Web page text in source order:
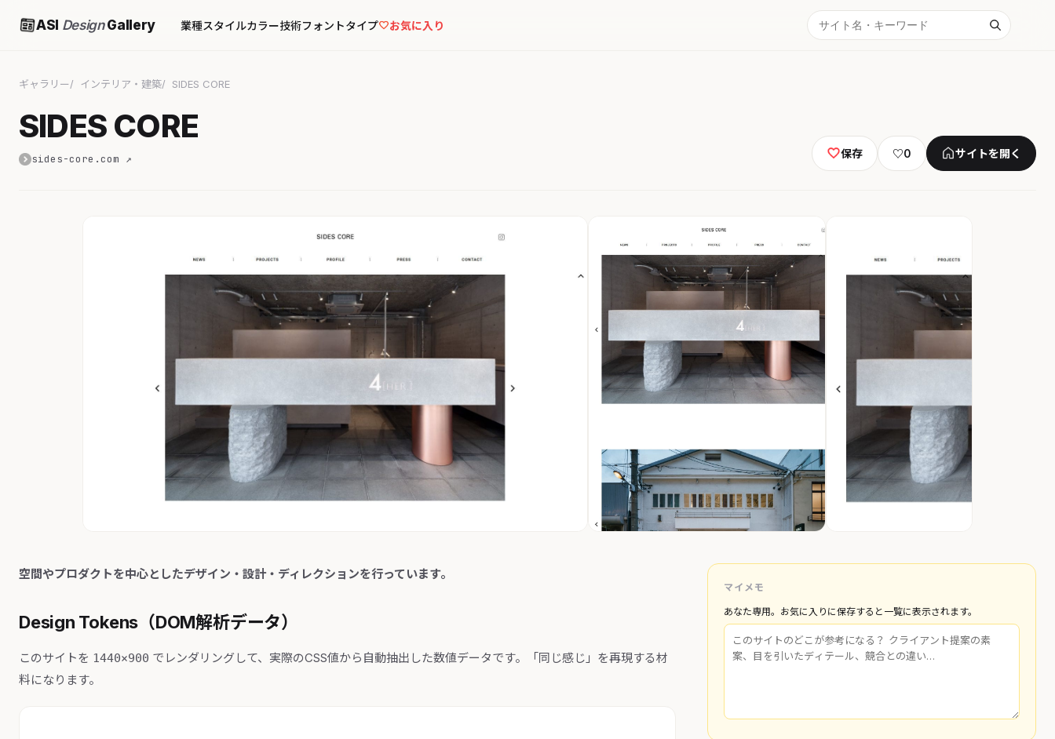
ASI DesignGallery 業種スタイルカラー技術フォントタイプ お気に入り
ギャラリー インテリア・建築 SIDES CORE
SIDES CORE
sides-core.com ↗ 保存 ♡0 サイトを開く
空間やプロダクトを中心としたデザイン・設計・ディレクションを行っています。
Design Tokens（DOM解析データ）
このサイトを 1440×900 でレンダリングして、実際のCSS値から自動抽出した数値データです。「同じ感じ」を再現する材
料になります。
マイメモ
あなた専用。お気に入りに保存すると一覧に表示されます。